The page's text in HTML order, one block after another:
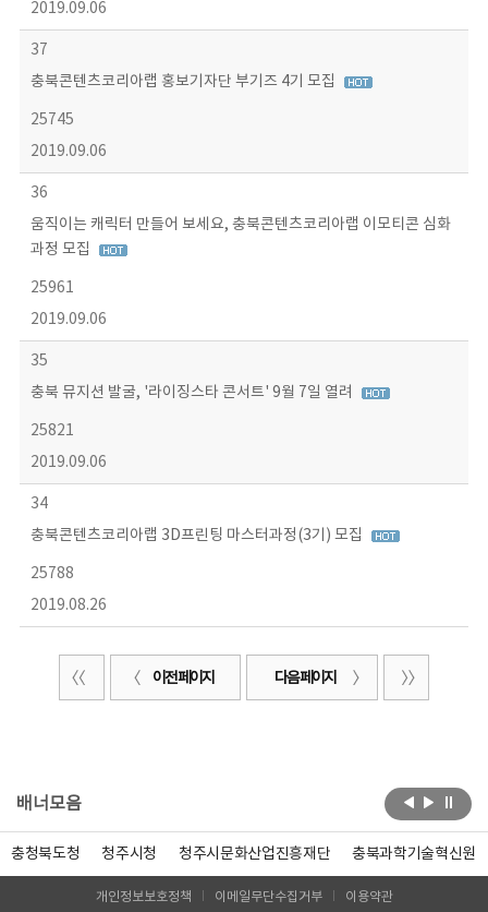
2019.09.06
37
충북콘텐츠코리아랩 홍보기자단 부기즈 4기 모집
25745
2019.09.06
36
움직이는 캐릭터 만들어 보세요, 충북콘텐츠코리아랩 이모티콘 심화
과정 모집
25961
2019.09.06
35
충북 뮤지션 발굴, '라이징스타 콘서트' 9월 7일 열려
25821
2019.09.06
34
충북콘텐츠코리아랩 3D프린팅 마스터과정(3기) 모집
25788
2019.08.26
이전 페이지 다음 페이지
배너모음
충청북도청 청주시청 청주시문화산업진흥재단 충북과학기술혁신원
개인정보보호정책 이메일무단수집거부 이용약관